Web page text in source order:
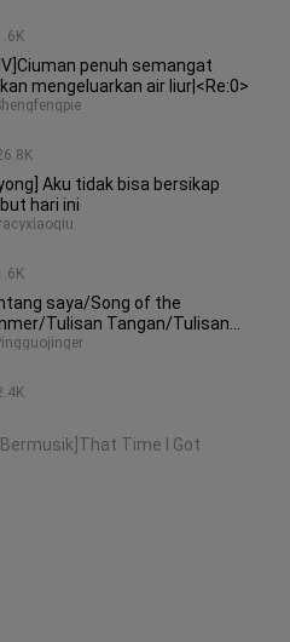
penuh semangat
mengeluarkan air liur|<Re:0>
Aku tidak bisa bersikap
hari ini
saya/Song of the
Tulisan Tangan/Tulisan
Tentang reinkarnasi saya
Bermusik]That Time I Got